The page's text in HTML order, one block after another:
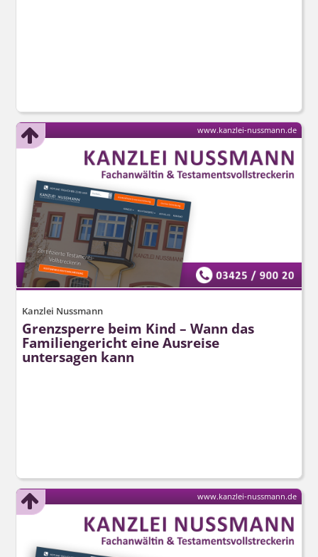
Kanzlei Nussmann
Grenzsperre beim Kind – Wann das
Familiengericht eine Ausreise
untersagen kann
www.kanzlei-nussmann.de
www.kanzlei-nussmann.de